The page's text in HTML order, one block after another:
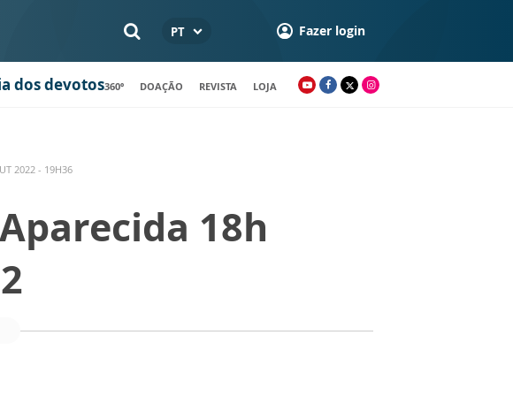
PT Fazer login
dos devotos360º DOAÇÃO REVISTA LOJA
2022 - 19H36
18h